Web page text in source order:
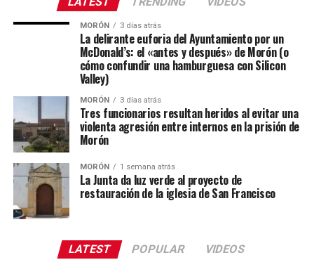
MORÓN 3 días atrás
La delirante euforia del Ayuntamiento por un
McDonald’s: el «antes y después» de Morón (o
cómo confundir una hamburguesa con Silicon
Valley)
MORÓN 3 días atrás
Tres funcionarios resultan heridos al evitar una
violenta agresión entre internos en la prisión de
Morón
MORÓN 1 semana atrás
La Junta da luz verde al proyecto de
restauración de la iglesia de San Francisco
LATEST POPULAR VIDEOS